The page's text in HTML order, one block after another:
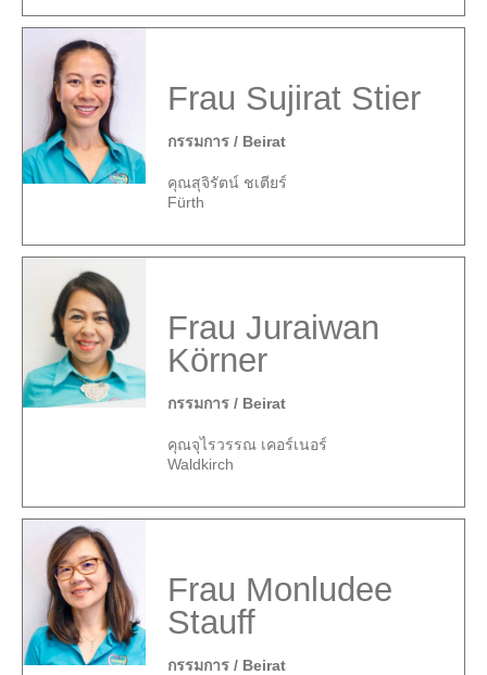
Frau Sujirat Stier
กรรมการ / Beirat
คุณสุจิรัตน์ ชเตียร์
Fürth
Frau Juraiwan
Körner
กรรมการ / Beirat
คุณจุไรวรรณ เคอร์เนอร์
Waldkirch
Frau Monludee
Stauff
กรรมการ / Beirat